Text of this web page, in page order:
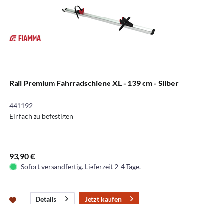
Rail Premium Fahrradschiene XL - 139 cm - Silber
441192
Einfach zu befestigen
93,90 €
Sofort versandfertig. Lieferzeit 2-4 Tage.
Details Jetzt kaufen